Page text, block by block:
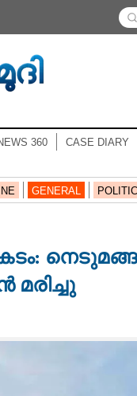
360 CASE DIARY
GENERAL
മരിച്ചു